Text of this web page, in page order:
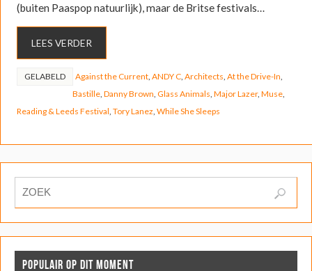
(buiten Paaspop natuurlijk), maar de Britse festivals…
LEES VERDER
GELABELD Against the Current, ANDY C, Architects At the Drive-In
Bastille, Danny Brown Glass Animals Major Lazer, Muse,
Reading & Leeds Festival Tory Lanez While She Sleeps
POPULAIR OP DIT MOMENT